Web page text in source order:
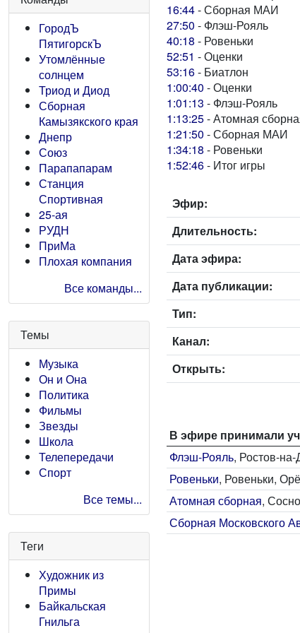
ГородЪ
ПятигорскЪ
Утомлённые
солнцем
Триод и Диод
Сборная
Камызякского края
Днепр
Союз
Парапапарам
Станция
Спортивная
25-ая
РУДН
ПриМа
Плохая компания
Все команды...
Темы
Музыка
Он и Она
Политика
Фильмы
Звезды
Школа
Телепередачи
Спорт
Все темы...
Теги
Художник из
Примы
Байкальская
Гнильга
16:44- Сборная МАИ
27:50 - Флэш-Рояль
40:18 - Ровеньки
52:51 - Оценки
53:16- Биатлон
1:00:40 - Оценки
1:01:13 - Флэш-Рояль
1:13:25- Атомная
1:21:50 - Сборная МАИ
1:34:18 - Ровеньки
1:52:46- Итог игры
Эфир:
Длительность:
Дата эфира:
Дата публикации:
Тип:
Канал:
Открыть:
В эфире принимали
Флэш-Рояль, Ростов-
Ровеньки, Ровеньки,
Атомная сборная,
Сборная Московского